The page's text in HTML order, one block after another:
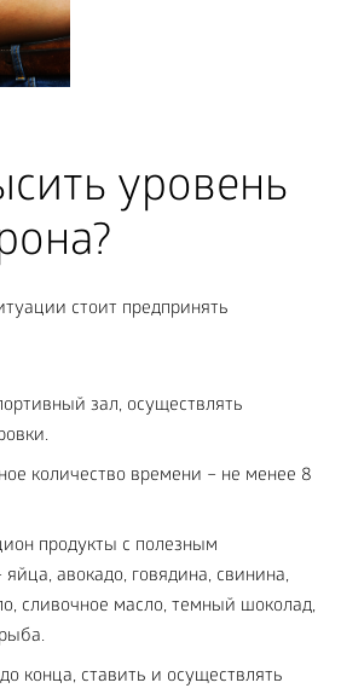
уровень
стоит предпринять
зал, осуществлять
количество времени – не менее 8
продукты с полезным
авокадо, говядина, свинина,
сливочное масло, темный шоколад,
конца, ставить и осуществлять